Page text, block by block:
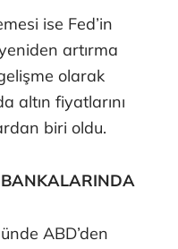
ise Fed’in
artırma
olarak
altın fiyatlarını
biri oldu.
BANKALARINDA
ABD’den